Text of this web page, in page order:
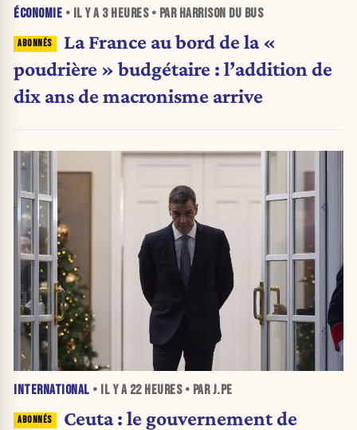
ÉCONOMIE • IL Y A 3 HEURES• PAR HARRISON DU BUS
La France au bord de la «
poudrière » budgétaire : l’addition de
dix ans de macronisme arrive
INTERNATIONAL • IL Y A 22 HEURES• PAR J.PE
Ceuta : le gouvernement de